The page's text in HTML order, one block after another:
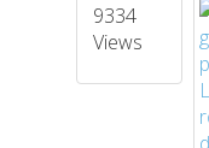
9334
Views